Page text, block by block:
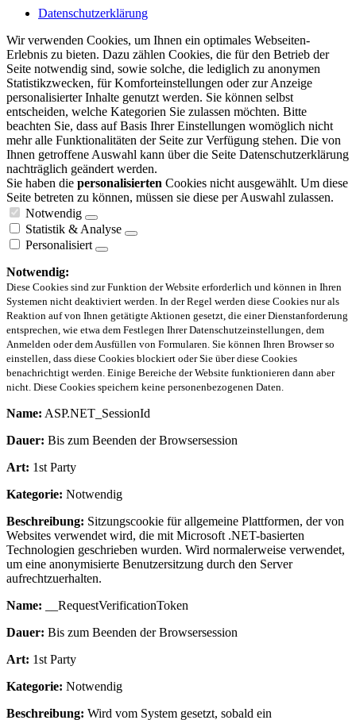
Datenschutzerklärung
Wir verwenden Cookies, um Ihnen ein optimales Webseiten-
Erlebnis zu bieten. Dazu zählen Cookies, die für den Betrieb der
Seite notwendig sind, sowie solche, die lediglich zu anonymen
Statistikzwecken, für Komforteinstellungen oder zur Anzeige
personalisierter Inhalte genutzt werden. Sie können selbst
entscheiden, welche Kategorien Sie zulassen möchten. Bitte
beachten Sie, dass auf Basis Ihrer Einstellungen womöglich nicht
mehr alle Funktionalitäten der Seite zur Verfügung stehen. Die von
Ihnen getroffene Auswahl kann über die Seite Datenschutzerklärung
nachträglich geändert werden.
Sie haben die personalisierten Cookies nicht ausgewählt. Um diese
Seite betreten zu können, müssen sie diese per Auswahl zulassen.
Notwendig
Statistik & Analyse
Personalisiert
Notwendig:
Diese Cookies sind zur Funktion der Website erforderlich und können in Ihren
Systemen nicht deaktiviert werden. In der Regel werden diese Cookies nur als
Reaktion auf von Ihnen getätigte Aktionen gesetzt, die einer Dienstanforderung
entsprechen, wie etwa dem Festlegen Ihrer Datenschutzeinstellungen, dem
Anmelden oder dem Ausfüllen von Formularen. Sie können Ihren Browser so
einstellen, dass diese Cookies blockiert oder Sie über diese Cookies
benachrichtigt werden. Einige Bereiche der Website funktionieren dann aber
nicht. Diese Cookies speichern keine personenbezogenen Daten.
Name: ASP.NET_SessionId
Dauer: Bis zum Beenden der Browsersession
Art: 1st Party
Kategorie: Notwendig
Beschreibung: Sitzungscookie für allgemeine Plattformen, der von
Websites verwendet wird, die mit Microsoft .NET-basierten
Technologien geschrieben wurden. Wird normalerweise verwendet,
um eine anonymisierte Benutzersitzung durch den Server
aufrechtzuerhalten.
Name: __RequestVerificationToken
Dauer: Bis zum Beenden der Browsersession
Art: 1st Party
Kategorie: Notwendig
Beschreibung: Wird vom System gesetzt, sobald ein